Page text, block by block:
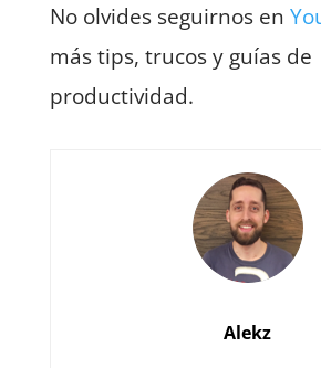
No olvides seguirnos en
más tips, trucos y guías de
productividad.
Alekz